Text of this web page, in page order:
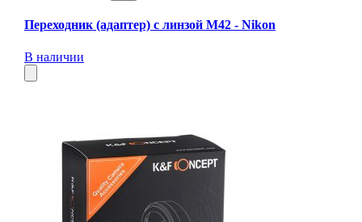
Переходник (адаптер) с линзой М42 - Nikon
В наличии